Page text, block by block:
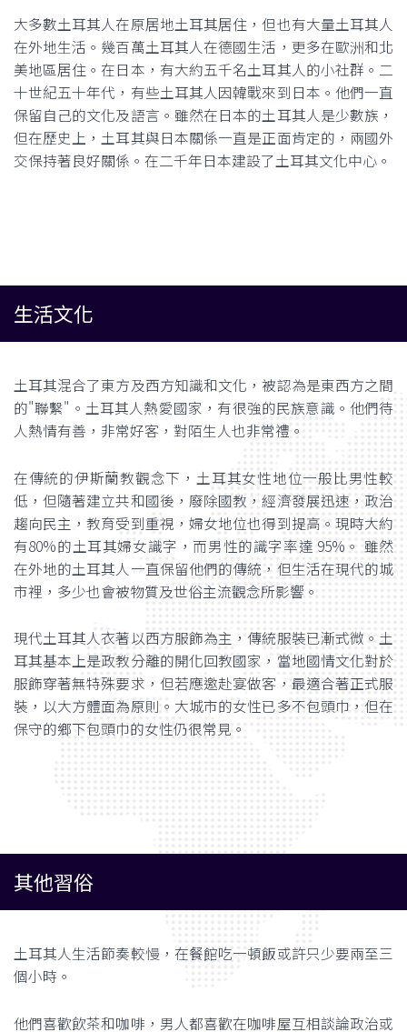
大多數土耳其人在原居地土耳其居住，但也有大量土耳其人
在外地生活。幾百萬土耳其人在德國生活，更多在歐洲和北
美地區居住。在日本，有大約五千名土耳其人的小社群。二
十世紀五十年代，有些土耳其人因韓戰來到日本。他們一直
保留自己的文化及語言。雖然在日本的土耳其人是少數族，
但在歷史上，土耳其與日本關係一直是正面肯定的，兩國外
交保持著良好關係。在二千年日本建設了土耳其文化中心。
生活文化
土耳其混合了東方及西方知識和文化，被認為是東西方之間
的"聯繫"。土耳其人熱愛國家，有很強的民族意識。他們待
人熱情有善，非常好客，對陌生人也非常禮。
在傳統的伊斯蘭教觀念下，土耳其女性地位一般比男性較
低，但隨著建立共和國後，廢除國教，經濟發展迅速，政治
趨向民主，教育受到重視，婦女地位也得到提高。現時大約
有80%的土耳其婦女識字，而男性的識字率達 95%。 雖然
在外地的土耳其人一直保留他們的傳統，但生活在現代的城
市裡，多少也會被物質及世俗主流觀念所影響。
現代土耳其人衣著以西方服飾為主，傳統服裝已漸式微。土
耳其基本上是政教分離的開化回教國家，當地國情文化對於
服飾穿著無特殊要求，但若應邀赴宴做客，最適合著正式服
裝，以大方體面為原則。大城市的女性已多不包頭巾，但在
保守的鄉下包頭巾的女性仍很常見。
其他習俗
土耳其人生活節奏較慢，在餐館吃一頓飯或許只少要兩至三
個小時。
他們喜歡飲茶和咖啡，男人都喜歡在咖啡屋互相談論政治或